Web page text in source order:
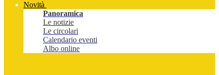
Novità
Panoramica
Le notizie
Le circolari
Calendario eventi
Albo online